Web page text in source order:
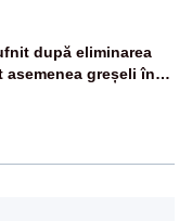
după eliminarea
asemenea greșeli în